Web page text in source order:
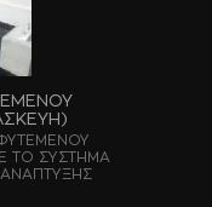
ΤΟ ΣΥΣΤΗΜΑ